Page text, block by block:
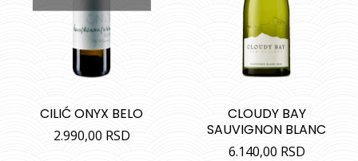
CILIĆ ONYX BELO
2.990,00 RSD
CLOUDY BAY
SAUVIGNON BLANC
6.140,00 RSD